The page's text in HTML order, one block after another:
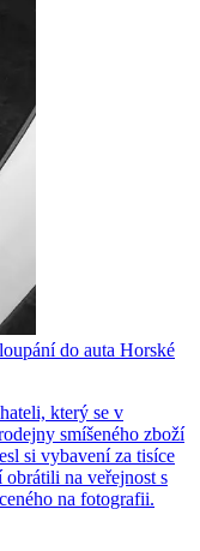
do auta Horské
který se v
smíšeného zboží
si vybavení za tisíce
na veřejnost s
na fotografii.